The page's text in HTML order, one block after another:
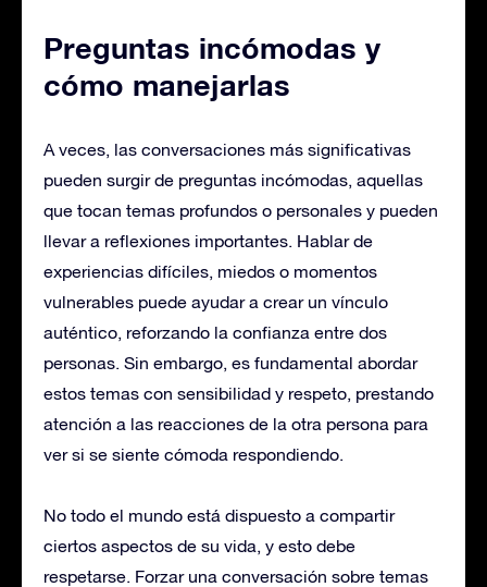
Preguntas incómodas y
cómo manejarlas
A veces, las conversaciones más significativas
pueden surgir de preguntas incómodas, aquellas
que tocan temas profundos o personales y pueden
llevar a reflexiones importantes. Hablar de
experiencias difíciles, miedos o momentos
vulnerables puede ayudar a crear un vínculo
auténtico, reforzando la confianza entre dos
personas. Sin embargo, es fundamental abordar
estos temas con sensibilidad y respeto, prestando
atención a las reacciones de la otra persona para
ver si se siente cómoda respondiendo.
No todo el mundo está dispuesto a compartir
ciertos aspectos de su vida, y esto debe
respetarse. Forzar una conversación sobre temas